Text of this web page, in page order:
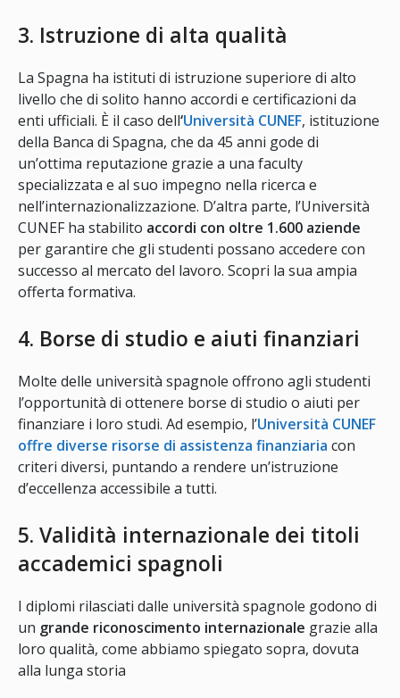
3. Istruzione di alta qualità
La Spagna ha istituti di istruzione superiore di alto
livello che di solito hanno accordi e certificazioni da
enti ufficiali. È il caso dell‘Università CUNEF, istituzione
della Banca di Spagna, che da 45 anni gode di
un’ottima reputazione grazie a una faculty
specializzata e al suo impegno nella ricerca e
nell’internazionalizzazione. D’altra parte, l’Università
CUNEF ha stabilito accordi con oltre 1.600 aziende
per garantire che gli studenti possano accedere con
successo al mercato del lavoro. Scopri la sua ampia
offerta formativa.
4. Borse di studio e aiuti finanziari
Molte delle università spagnole offrono agli studenti
l’opportunità di ottenere borse di studio o aiuti per
finanziare i loro studi. Ad esempio, l’Università CUNEF
offre diverse risorse di assistenza finanziaria con
criteri diversi, puntando a rendere un’istruzione
d’eccellenza accessibile a tutti.
5. Validità internazionale dei titoli
accademici spagnoli
I diplomi rilasciati dalle università spagnole godono di
un grande riconoscimento internazionale grazie alla
loro qualità, come abbiamo spiegato sopra, dovuta
alla lunga storia